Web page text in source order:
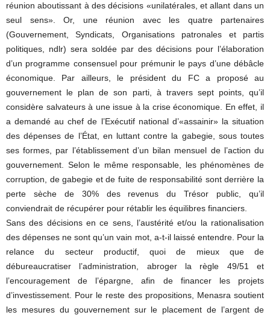
réunion aboutissant à des décisions «unilatérales, et allant dans un
seul sens». Or, une réunion avec les quatre partenaires
(Gouvernement, Syndicats, Organisations patronales et partis
politiques, ndlr) sera soldée par des décisions pour l’élaboration
d’un programme consensuel pour prémunir le pays d’une débâcle
économique. Par ailleurs, le président du FC a proposé au
gouvernement le plan de son parti, à travers sept points, qu’il
considère salvateurs à une issue à la crise économique. En effet, il
a demandé au chef de l’Exécutif national d’«assainir» la situation
des dépenses de l’État, en luttant contre la gabegie, sous toutes
ses formes, par l’établissement d’un bilan mensuel de l’action du
gouvernement. Selon le même responsable, les phénomènes de
corruption, de gabegie et de fuite de responsabilité sont derrière la
perte sèche de 30% des revenus du Trésor public, qu’il
conviendrait de récupérer pour rétablir les équilibres financiers.
Sans des décisions en ce sens, l’austérité et/ou la rationalisation
des dépenses ne sont qu’un vain mot, a-t-il laissé entendre. Pour la
relance du secteur productif, quoi de mieux que de
débureaucratiser l’administration, abroger la règle 49/51 et
l’encouragement de l’épargne, afin de financer les projets
d’investissement. Pour le reste des propositions, Menasra soutient
les mesures du gouvernement sur le placement de l’argent de